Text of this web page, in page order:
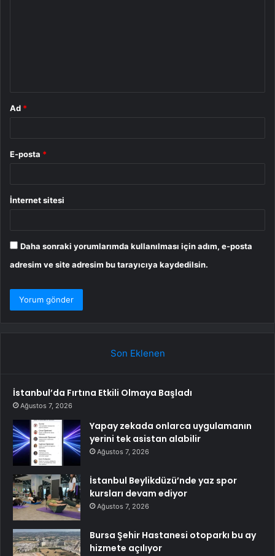
Ad *
E-posta *
İnternet sitesi
Daha sonraki yorumlarımda kullanılması için adım, e-posta
adresim ve site adresim bu tarayıcıya kaydedilsin.
Son Eklenen
İstanbul’da Fırtına Etkili Olmaya Başladı
Ağustos 7, 2026
Yapay zekada onlarca uygulamanın
yerini tek asistan alabilir
Ağustos 7, 2026
İstanbul Beylikdüzü’nde yaz spor
kursları devam ediyor
Ağustos 7, 2026
Bursa Şehir Hastanesi otoparkı bu ay
hizmete açılıyor